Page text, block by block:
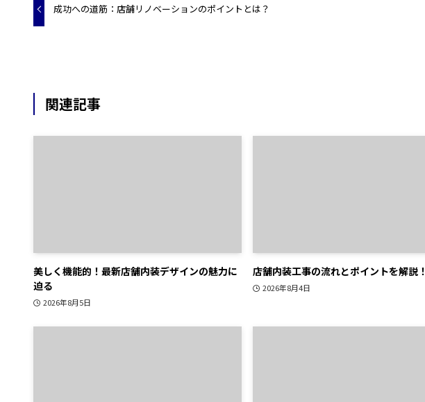
成功への道筋：店舗リノベーションのポイントとは？
関連記事
美しく機能的！最新店舗内装デザインの魅力に
迫る
2026年8月5日
店舗内装工事の流れとポイントを解説！
2026年8月4日